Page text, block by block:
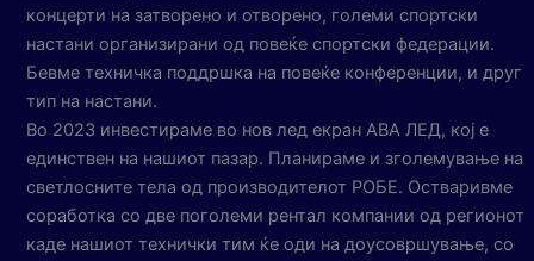
концерти на затворено и отворено, големи спортски
настани организирани од повеќе спортски федерации.
Бевме техничка поддршка на повеќе конференции, и друг
тип на настани.
Во 2023 инвестираме во нов лед екран АВА ЛЕД, кој е
единствен на нашиот пазар. Планираме и зголемување на
светлосните тела од производителот РОБЕ. Остваривме
соработка со две поголеми рентал компании од регионот
каде нашиот технички тим ќе оди на доусовршување, со